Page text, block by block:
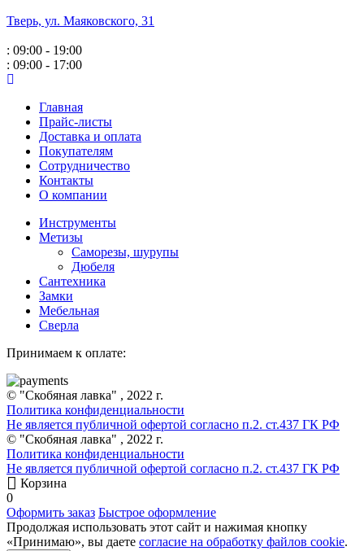
Тверь, ул. Маяковского, 31
: 09:00 - 19:00
: 09:00 - 17:00
Главная
Прайс-листы
Доставка и оплата
Покупателям
Сотрудничество
Контакты
О компании
Инструменты
Метизы
Саморезы, шурупы
Дюбеля
Сантехника
Замки
Мебельная
Сверла
Принимаем к оплате:
© "Скобяная лавка" , 2022 г.
Политика конфиденциальности
Не является публичной офертой согласно п.2. ст.437 ГК РФ
© "Скобяная лавка" , 2022 г.
Политика конфиденциальности
Не является публичной офертой согласно п.2. ст.437 ГК РФ
Корзина
0
Оформить заказ Быстрое оформление
Продолжая использовать этот сайт и нажимая кнопку
«Принимаю», вы даете согласие на обработку файлов cookie.